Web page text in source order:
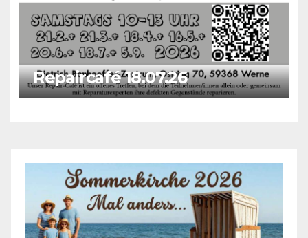
Repaircafé 18.07.26